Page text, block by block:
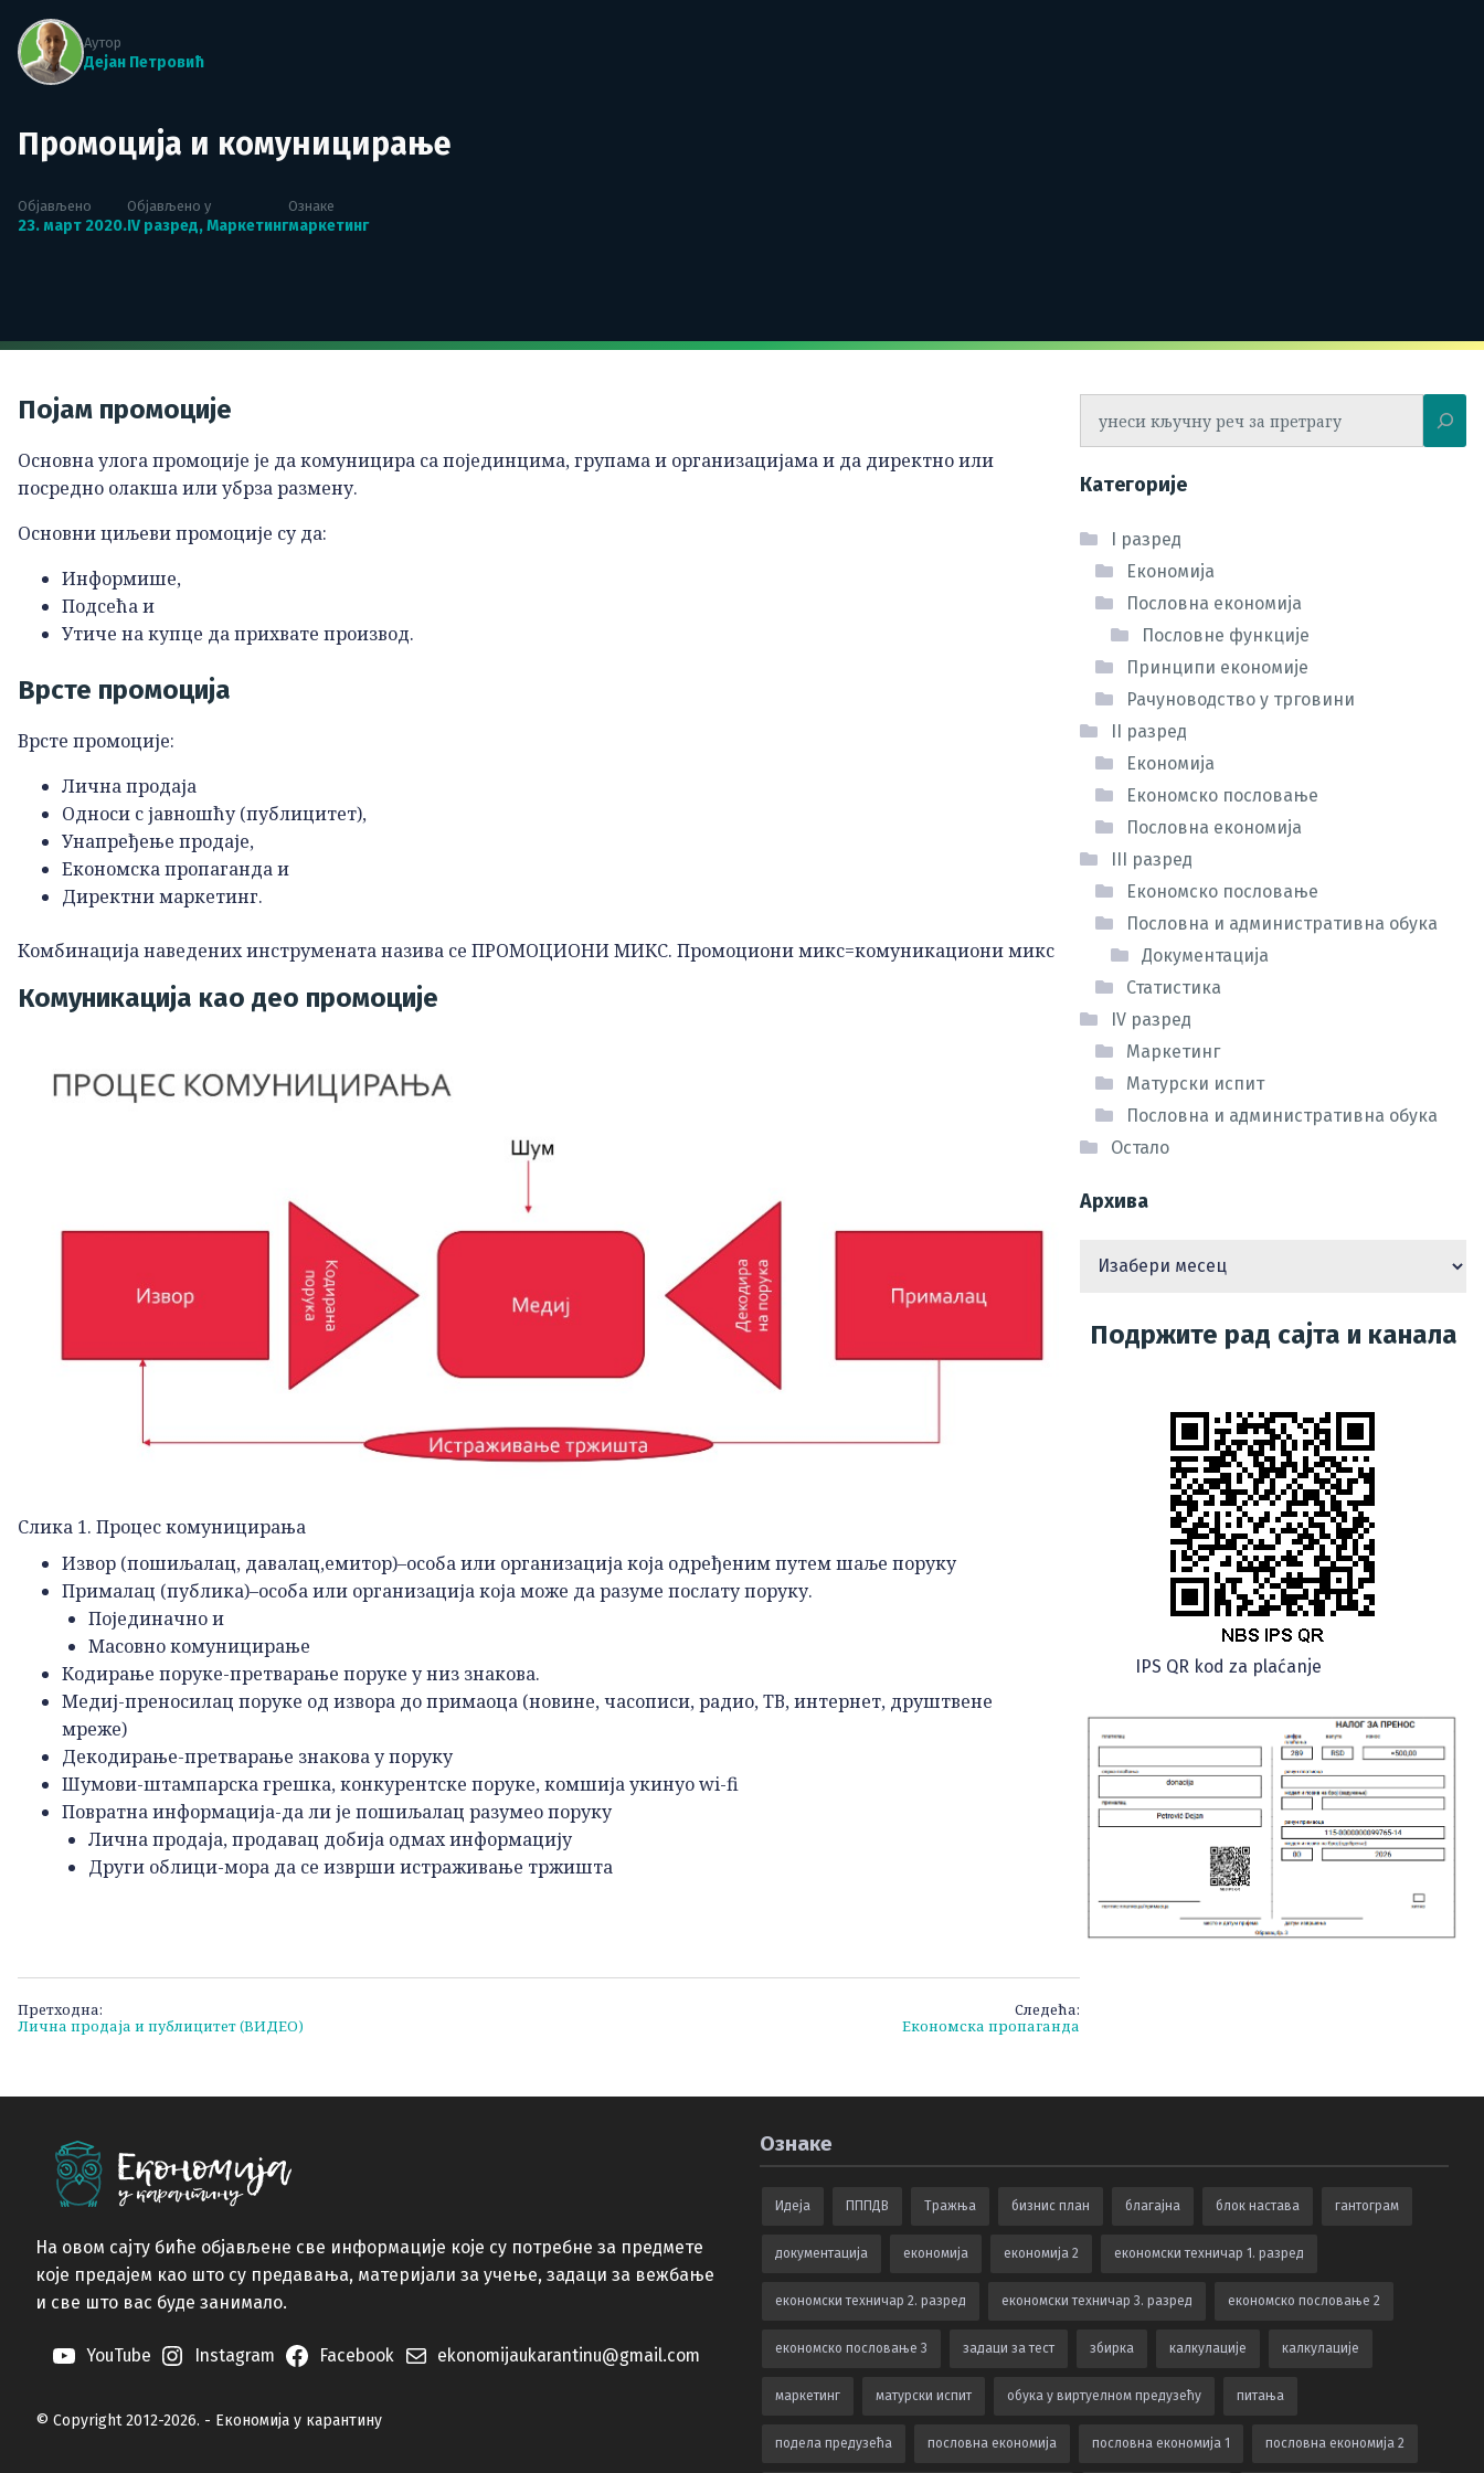
Аутор
Дејан Петровић
Промоција и комуницирање
Објављено
23. март 2020.
Објављено у
IV разред,Маркетинг
Ознаке
маркетинг
Појам промоције
Основна улога промоције је да комуницира са појединцима, групама и организацијама и да директно или
посредно олакша или убрза размену.
Основни циљеви промоције су да:
Информише,
Подсећа и
Утиче на купце да прихвате производ.
Врсте промоција
Врсте промоције:
Лична продаја
Односи с јавношћу (публицитет),
Унапређење продаје,
Економска пропаганда и
Директни маркетинг.
Комбинација наведених инструмената назива се ПРОМОЦИОНИ МИКС. Промоциони микс=комуникациони микс
Комуникација као део промоције
Слика 1. Процес комуницирања
Извор (пошиљалац, давалац,емитор)–особа или организација која одређеним путем шаље поруку
Прималац (публика)–особа или организација која може да разуме послату поруку.
Појединачно и
Масовно комуницирање
Кодирање поруке-претварање поруке у низ знакова.
Медиј-преносилац поруке од извора до примаоца (новине, часописи, радио, ТВ, интернет, друштвене
мреже)
Декодирање-претварање знакова у поруку
Шумови-штампарска грешка, конкурентске поруке, комшија укинуо wi-fi
Повратна информација-да ли је пошиљалац разумео поруку
Лична продаја, продавац добија одмах информацију
Други облици-мора да се изврши истраживање тржишта
Кретање
Претходна:
Лична продаја и публицитет (ВИДЕО)
Следећа:
Економска пропаганда
Категорије
I разред
Економија
Пословна економија
Пословне функције
Принципи економије
Рачуноводство у трговини
II разред
Економија
Економско пословање
Пословна економија
III разред
Економско пословање
Пословна и административна обука
Документација
Статистика
IV разред
Маркетинг
Матурски испит
Пословна и административна обука
Остало
Архива
Подржите рад сајта и канала
IPS QR kod za plaćanje
На овом сајту биће објављене све информације које су потребне за предмете
које предајем као што су предавања, материјали за учење, задаци за вежбање
и све што вас буде занимало.
YouTube Instagram Facebook ekonomijaukarantinu@gmail.com
© Copyright 2012-2026. - Економија у карантину
Ознаке
Идеја ПППДВ Тражња бизнис план благајна блок настава гантограм
документација економија економија 2 економски техничар 1. разред
економски техничар 2. разред економски техничар 3. разред економско пословање 2
економско пословање 3 задаци за тест збирка калкулацијe калкулације
маркетинг матурски испит обука у виртуелном предузећу питања
подела предузећа пословна економија пословна економија 1 пословна економија 2